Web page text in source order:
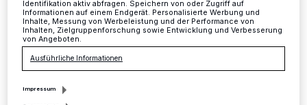
Mettmann·Die Stadtbibliothek Mettmann bleibt
zusätzlich zu den Feiertagen auch am Ostersamstag,
31. März, geschlossen.
Identifikation aktiv abfragen. Speichern von oder Zugriff auf
Informationen auf einem Endgerät. Personalisierte Werbung und
Inhalte, Messung von Werbeleistung und der Performance von
Inhalten, Zielgruppenforschung sowie Entwicklung und Verbesserung
von Angeboten.
Ausführliche Informationen
Impressum